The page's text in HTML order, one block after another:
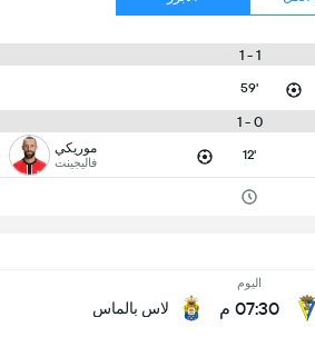
1 - 1
59'
0 - 1
12' موريكي
فاليجينت
اليوم
07:30 م لاس بالماس